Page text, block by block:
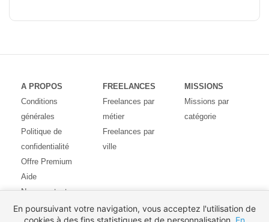
A PROPOS
Conditions
générales
Politique de
confidentialité
Offre Premium
Aide
Nous contacter
Avis des
FREELANCES
Freelances par
métier
Freelances par
ville
MISSIONS
Missions par
catégorie
En poursuivant votre navigation, vous acceptez l'utilisation de
cookies à des fins statistiques et de personnalisation. En